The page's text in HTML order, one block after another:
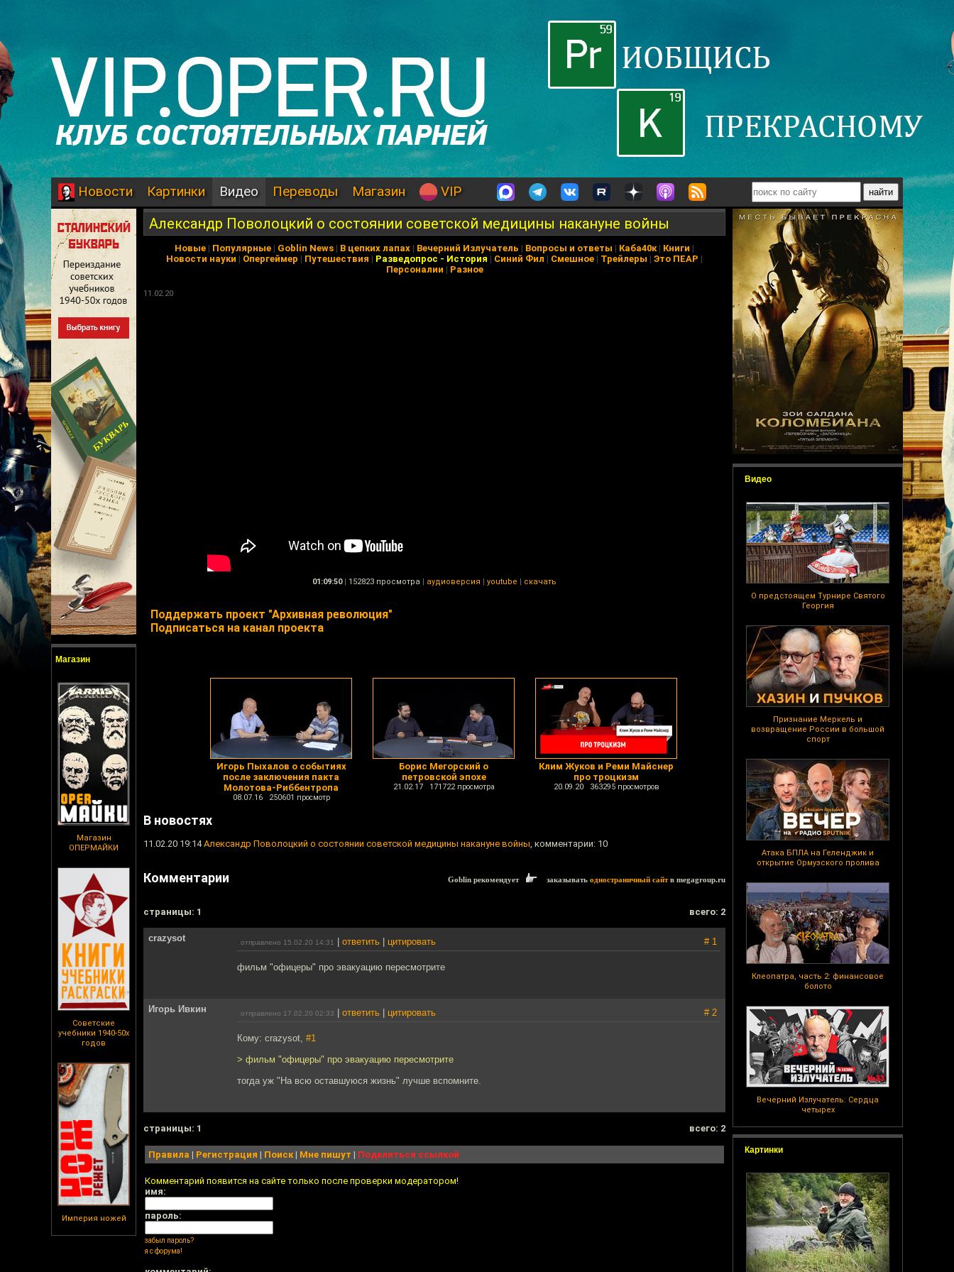
Новости Картинки Видео Переводы Магазин VIP
Магазин
Магазин
ОПЕРМАЙКИ
Советские
учебники 1940-50х
годов
Империя ножей
Видео
О предстоящем Турнире Святого
Георгия
Признание Меркель и
возвращение России в большой
спорт
Атака БПЛА на Геленджик и
открытие Ормузского пролива
Клеопатра, часть 2: финансовое
болото
Вечерний Излучатель: Сердца
четырех
Картинки
Александр Поволоцкий о состоянии советской медицины накануне войны
Новые | Популярные | Goblin News | В цепких лапах | Вечерний Излучатель | Вопросы и ответы | Каба40к| Книги |
Новости науки | Опергеймер | Путешествия | Разведопрос - История | Синий Фил | Смешное | Трейлеры | Это ПЕАР |
Персоналии | Разное
11.02.20
01:09:50 | 152823 просмотра | аудиоверсия | youtube | скачать
Поддержать проект "Архивная революция"
Подписаться на канал проекта
Игорь Пыхалов о событиях
после заключения пакта
Молотова-Риббентропа
08.07.16 250601 просмотр
Борис Мегорский о
петровской эпохе
21.02.17 171722 просмотра
Клим Жуков и Реми Майснер
про троцкизм
20.09.20 363295 просмотров
В новостях
11.02.20 19:14Александр Поволоцкий о состоянии советской медицины накануне войны, комментарии: 10
Комментарии Goblin рекомендует заказывать одностраничный сайтв megagroup.ru
cтраницы: 1 всего: 2
crazysot отправлено 15.02.20 14:31 ответить цитировать # 1
фильм "офицеры" про эвакуацию пересмотрите
Игорь Ивкин отправлено 17.02.20 02:33 ответить цитировать # 2
Кому: crazysot, #1
> фильм "офицеры" про эвакуацию пересмотрите
тогда уж "На всю оставшуюся жизнь" лучше вспомните.
cтраницы: 1 всего: 2
Правила | Регистрация | Поиск| Мне пишут | Поделиться ссылкой
Комментарий появится на сайте только после проверки модератором!
имя:
пароль:
забыл пароль?
я с форума!